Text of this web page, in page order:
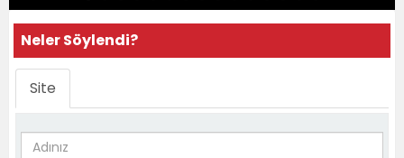
Neler Söylendi?
Site